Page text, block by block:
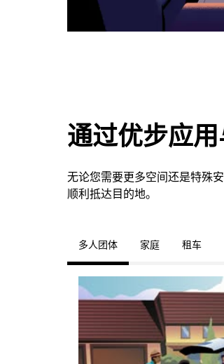
通过优步应
无论您需要更多空间还是特殊
顺利抵达目的地。
多人团体 家庭 租车